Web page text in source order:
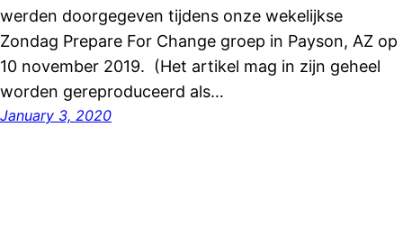
werden doorgegeven tijdens onze wekelijkse
Zondag Prepare For Change groep in Payson, AZ op
10 november 2019. (Het artikel mag in zijn geheel
worden gereproduceerd als…
January 3, 2020